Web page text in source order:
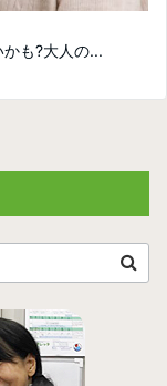
も?大人の...